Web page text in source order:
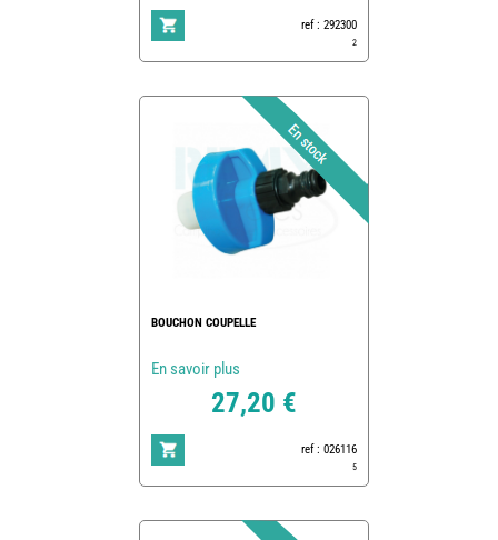
ref : 292300
2
BOUCHON COUPELLE
En savoir plus
27,20 €
ref : 026116
5